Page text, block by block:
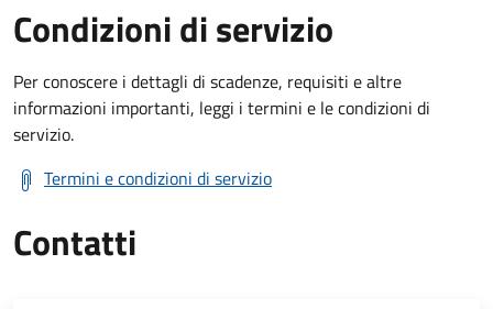
Condizioni di servizio
Per conoscere i dettagli di scadenze, requisiti e altre
informazioni importanti, leggi i termini e le condizioni di
servizio.
Termini e condizioni di servizio
Contatti